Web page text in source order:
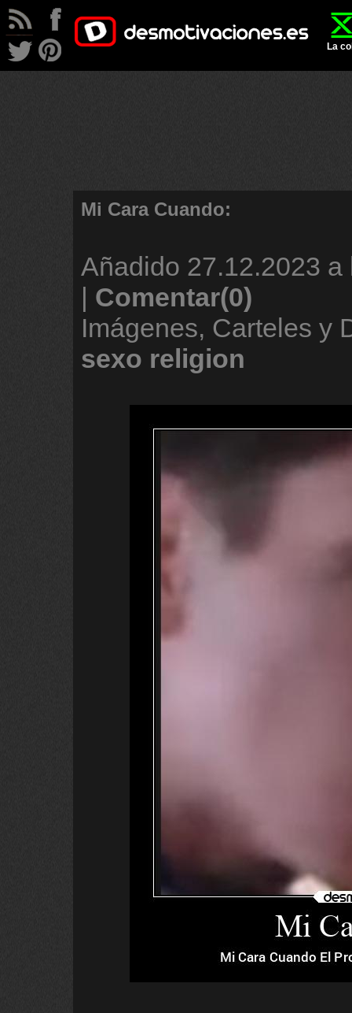
La
Mi Cara Cuando:
Añadido 27.12.2023 a
| Comentar(0)
Imágenes, Carteles y
sexo religion